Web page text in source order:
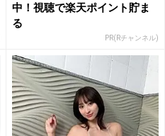
中！視聴で楽天ポイント貯ま
る
PR(Rチャンネル)